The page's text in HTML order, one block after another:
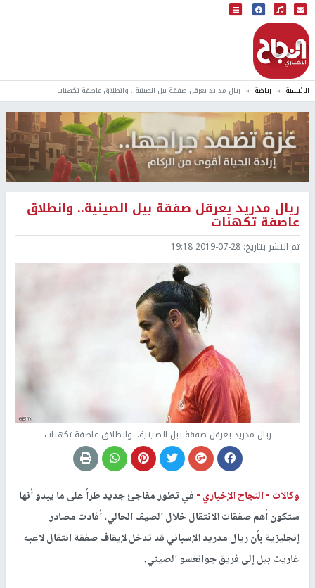
البث المباشر
إذاعة النجاح
الرئيسية رياضة ريال مدريد يعرقل صفقة بيل الصينية.. وانطلاق عاصفة تكهنات
ريال مدريد يعرقل صفقة بيل الصينية.. وانطلاق
عاصفة تكهنات
تم النشر بتاريخ: 2019-07-28 19:18
ريال مدريد يعرقل صفقة بيل الصينية.. وانطلاق عاصفة تكهنات
وكالات -النجاح الإخباري -في تطور مفاجئ جديد طرأ على ما يبدو أنها
ستكون أهم صفقات الانتقال خلال الصيف الحالي، أفادت مصادر
إنجليزية بأن ريال مدريد الإسباني قد تدخل لإيقاف صفقة انتقال لاعبه
غاريث بيل إلى فريق جوانغسو الصيني.